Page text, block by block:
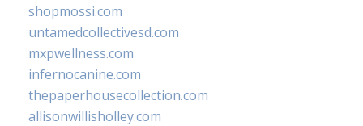
shopmossi.com
untamedcollectivesd.com
mxpwellness.com
infernocanine.com
thepaperhousecollection.com
allisonwillisholley.com